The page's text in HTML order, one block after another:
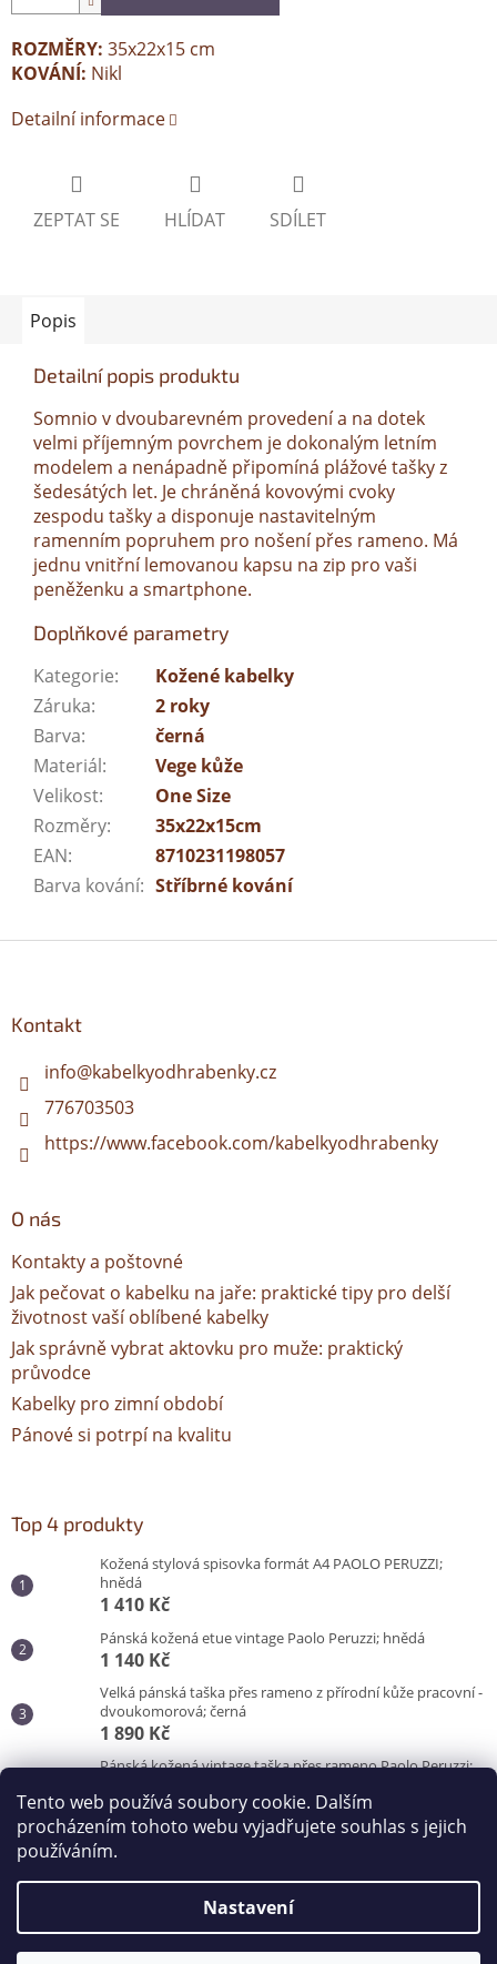
Tento web používá soubory cookie. Dalším
procházením tohoto webu vyjadřujete souhlas s jejich
používáním.
Nastavení
ROZMĚRY: 35x22x15 cm
KOVÁNÍ: Nikl
Detailní informace
ZEPTAT SE HLÍDAT SDÍLET
Popis
Detailní popis produktu
Somnio v dvoubarevném provedení a na dotek
velmi příjemným povrchem je dokonalým letním
modelem a nenápadně připomíná plážové tašky z
šedesátých let. Je chráněná kovovými cvoky
zespodu taškya disponuje nastavitelným
ramenním popruhem pro nošení přes rameno. Má
jednu vnitřní lemovanou kapsu na zip pro vaši
peněženku a smartphone.
Doplňkové parametry
Kategorie:
Kožené kabelky
Záruka:
2 roky
Barva:
černá
Materiál:
Vege kůže
Velikost:
One Size
Rozměry:
35x22x15cm
EAN:
8710231198057
Barva kování: Stříbrné kování
Kontakt
info@kabelkyodhrabenky.cz
776703503
https://www.facebook.com/kabelkyodhrabenky
O nás
Kontakty a poštovné
Jak pečovat o kabelku na jaře: praktické tipy pro delší
životnost vaší oblíbené kabelky
Jak správně vybrat aktovku pro muže: praktický
průvodce
Kabelky pro zimní období
Pánové si potrpí na kvalitu
Top 4 produkty
Kožená stylová spisovka formát A4 PAOLO PERUZZI;
hnědá
1 410 Kč
Pánská kožená etue vintage Paolo Peruzzi; hnědá
1 140 Kč
Velká pánská taška přes rameno z přírodní kůže pracovní -
dvoukomorová; černá
1 890 Kč
Pánská kožená vintage taška přes rameno Paolo Peruzzi;
3 100 Kč
Vytvořil Shoptet
Copyright 2026Kabelky od Hraběnky. Všechna práva